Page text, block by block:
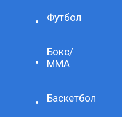
Футбол
Бокс/
ММА
Баскетбол